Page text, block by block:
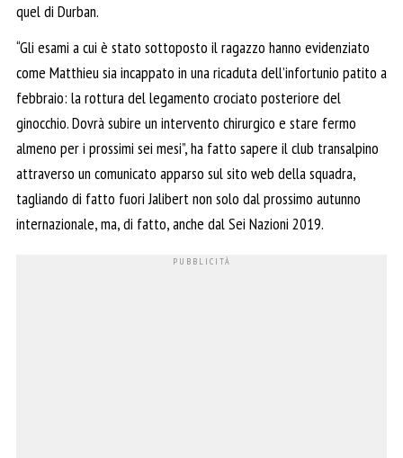
quel di Durban.
“Gli esami a cui è stato sottoposto il ragazzo hanno evidenziato
come Matthieu sia incappato in una ricaduta dell’infortunio patito a
febbraio: la rottura del legamento crociato posteriore del
ginocchio. Dovrà subire un intervento chirurgico e stare fermo
almeno per i prossimi sei mesi”, ha fatto sapere il club transalpino
attraverso un comunicato apparso sul sito web della squadra,
tagliando di fatto fuori Jalibert non solo dal prossimo autunno
internazionale, ma, di fatto, anche dal Sei Nazioni 2019.